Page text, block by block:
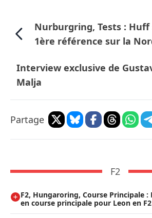
Nurburgring, Tests : Huff
1ère référence sur la
Interview exclusive de
Malja
Partage
F2
F2, Hungaroring, Course Principale
en course principale pour Leon en F2